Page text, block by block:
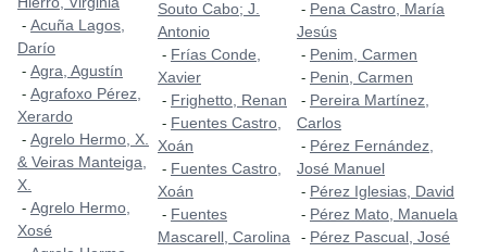
- Acuña Lagos,
Darío
- Agra, Agustín
- Agrafoxo Pérez,
Xerardo
- Agrelo Hermo, X.
& Veiras Manteiga,
X.
- Agrelo Hermo,
Xosé
Souto Cabo; J.
Antonio
- Frías Conde,
Xavier
- Frighetto, Renan
- Fuentes Castro,
Xoán
- Fuentes Castro,
Xoán
- Fuentes
Mascarell, Carolina
- Pena Castro, María
Jesús
- Penim, Carmen
- Penin, Carmen
- Pereira Martínez,
Carlos
- Pérez Fernández,
José Manuel
- Pérez Iglesias, David
- Pérez Mato, Manuela
- Pérez Pascual, José